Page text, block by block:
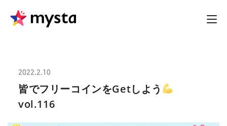
2022.2.10
皆でフリーコインをGetしよう
vol.116